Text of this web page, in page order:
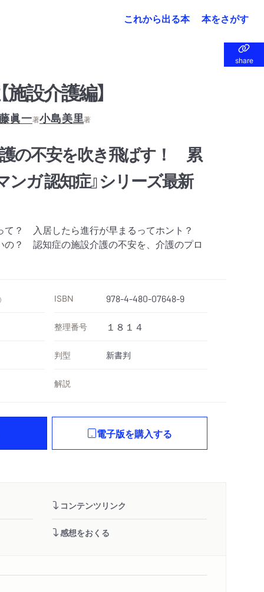
これから出る本 本をさがす
share
share
設介護編】
眞一著小島美里著
の不安を吹き飛ばす！ 累
ンガ 認知症』シリーズ最新
て？ 入居したら進行が早まるってホント？
の？ 認知症の施設介護の不安を、介護のプロ
ISBN 978-4-480-07648-9
整理番号 １８１４
判型 新書判
解説
電子版を購入する
コンテンツリンク
感想をおくる